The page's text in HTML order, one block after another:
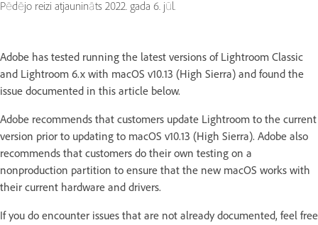
Pēdējo reizi atjaunināts 2022. gada 6. jūl.
Adobe has tested running the latest versions of Lightroom Classic
and Lightroom 6.x with macOS v10.13 (High Sierra) and found the
issue documented in this article below.
Adobe recommends that customers update Lightroom to the current
version prior to updating to macOS v10.13 (High Sierra). Adobe also
recommends that customers do their own testing on a
nonproduction partition to ensure that the new macOS works with
their current hardware and drivers.
If you do encounter issues that are not already documented, feel free